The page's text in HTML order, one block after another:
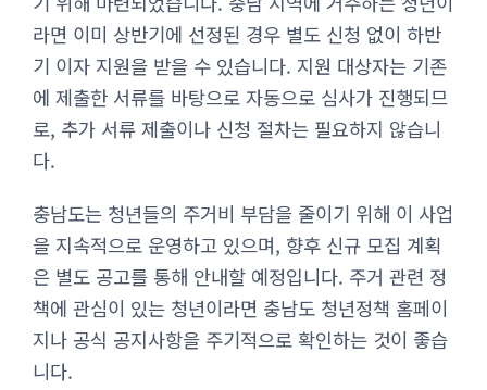
라면 이미 상반기에 선정된 경우 별도 신청 없이 하반
기 이자 지원을 받을 수 있습니다. 지원 대상자는 기존
에 제출한 서류를 바탕으로 자동으로 심사가 진행되므
로, 추가 서류 제출이나 신청 절차는 필요하지 않습니
다.
충남도는 청년들의 주거비 부담을 줄이기 위해 이 사업
을 지속적으로 운영하고 있으며, 향후 신규 모집 계획
은 별도 공고를 통해 안내할 예정입니다. 주거 관련 정
책에 관심이 있는 청년이라면 충남도 청년정책 홈페이
지나 공식 공지사항을 주기적으로 확인하는 것이 좋습
니다.